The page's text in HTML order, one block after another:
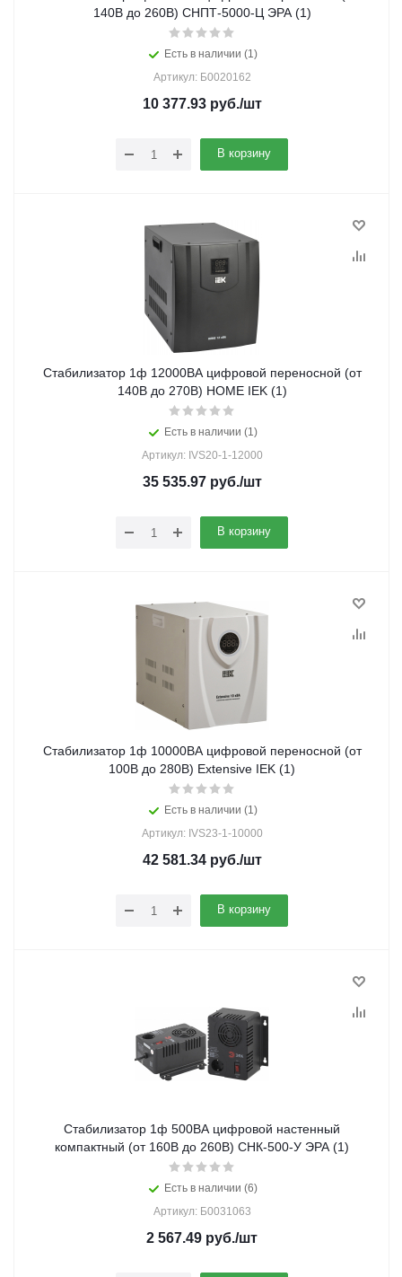
140В до 260В) СНПТ-5000-Ц ЭРА (1)
Есть в наличии (1)
Артикул: Б0020162
10 377.93руб./шт
В корзину
Стабилизатор 1ф 12000ВА цифровой переносной (от
140В до 270В) HOME IEK (1)
Есть в наличии (1)
Артикул: IVS20-1-12000
35 535.97руб./шт
В корзину
Стабилизатор 1ф 10000ВА цифровой переносной (от
100В до 280В) Extensive IEK (1)
Есть в наличии (1)
Артикул: IVS23-1-10000
42 581.34руб./шт
В корзину
Стабилизатор 1ф 500ВА цифровой настенный
компактный (от 160В до 260В) СНК-500-У ЭРА (1)
Есть в наличии (6)
Артикул: Б0031063
2 567.49 руб./шт